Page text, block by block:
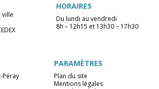
ville
HORAIRES
Du lundi au vendredi
8h – 12h15 et 13h30 – 17h30
Péray
PARAMÈTRES
Plan du site
Mentions légales